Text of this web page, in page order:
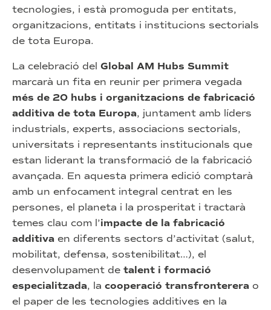
tecnologies, i està promoguda per entitats,
organitzacions, entitats i institucions sectorials
de tota Europa.
La celebració del Global AM Hubs Summit
marcarà un fita en reunir per primera vegada
més de 20 hubs i organitzacions de fabricació
additiva de tota Europa, juntament amb líders
industrials, experts, associacions sectorials,
universitats i representants institucionals que
estan liderant la transformació de la fabricació
avançada. En aquesta primera edició comptarà
amb un enfocament integral centrat en les
persones, el planeta i la prosperitat i tractarà
temes clau com l’impacte de la fabricació
additiva en diferents sectors d’activitat (salut,
mobilitat, defensa, sostenibilitat…), el
desenvolupament de talent i formació
especialitzada, la cooperació transfronterera o
el paper de les tecnologies additives en la